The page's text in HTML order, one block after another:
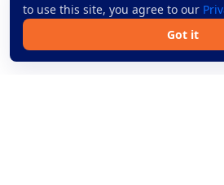
to use this site, you agree to our
Got it